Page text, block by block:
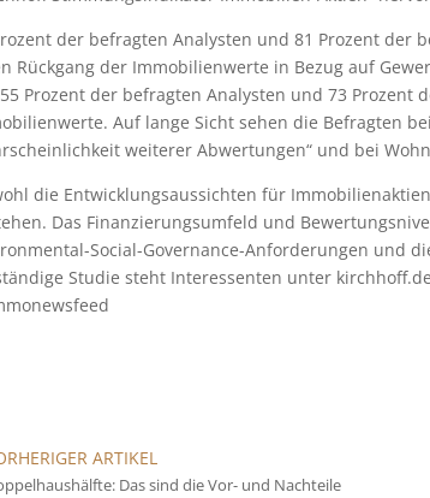
der befragten Analysten und 81 Prozent der
Rückgang der Immobilienwerte in Bezug auf
Prozent der befragten Analysten und 73
Auf lange Sicht sehen die Befragten
weiterer Abwertungen“ und bei
die Entwicklungsaussichten für
Das Finanzierungsumfeld und
Social-Governance-Anforderungen und
Studie steht Interessenten unter
ARTIKEL
Das sind die Vor- und Nachteile